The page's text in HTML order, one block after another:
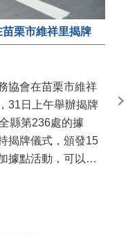
栗市維祥里揭牌
協會在苗栗市維祥
31日上午舉辦揭牌
縣第236處的據
揭牌儀式，頒發15
據點活動，可以更
苗